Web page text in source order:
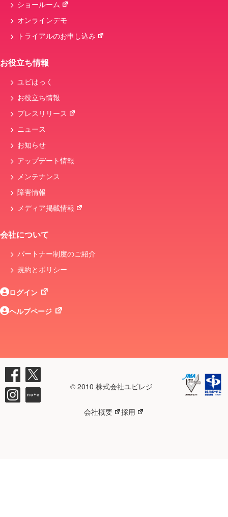
ショールーム
オンラインデモ
トライアルのお申し込み
お役立ち情報
ユビはっく
お役立ち情報
プレスリリース
ニュース
お知らせ
アップデート情報
メンテナンス
障害情報
メディア掲載情報
会社について
パートナー制度のご紹介
規約とボリシー
ログイン
ヘルプページ
© 2010 株式会社ユビレジ
会社概要 採用